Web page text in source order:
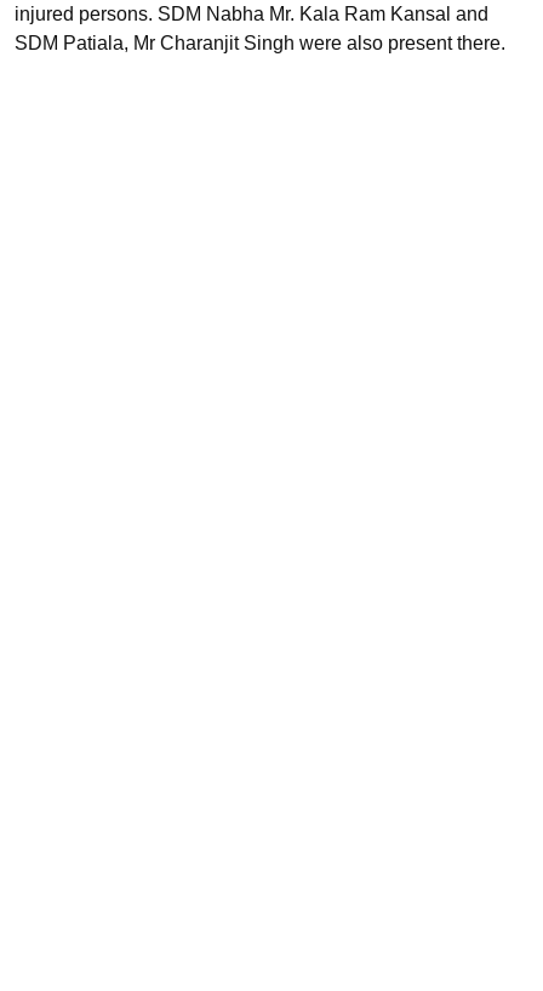
injured persons. SDM Nabha Mr. Kala Ram Kansal and
SDM Patiala, Mr Charanjit Singh were also present there.